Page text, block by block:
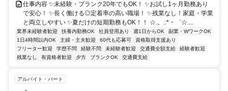
仕事内容 ✨未経験・ブランク20年でもOK！ ✨お試し1ヶ月勤務あり
で安心！ ✨長く働ける◎定着率の高い職場！ ✨残業なし！家庭・学業
と両立しやすい ✨夏だけの短期勤務もOK！！ ☆.。.:*・゜☆....
業界未経験者歓迎 扶養内勤務OK 社員登用あり 週1日からOK
副業・WワークOK
1日4時間以内OK
主婦・主夫歓迎 60代も応募可
資格取得支援あり
フリーター歓迎
学歴不問 経験不問 未経験者歓迎 交通費全額支給
経験者歓迎
残業なし
有資格者歓迎 夕方 ブランクOK 交通費支給
アルバイト・パート